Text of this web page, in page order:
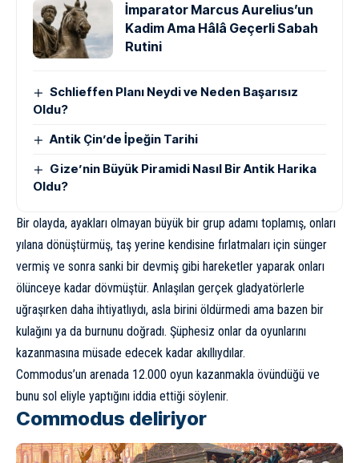
İmparator Marcus Aurelius’un
Kadim Ama Hâlâ Geçerli Sabah
Rutini
Schlieffen Planı Neydi ve Neden Başarısız
Oldu?
Antik Çin’de İpeğin Tarihi
Gize’nin Büyük Piramidi Nasıl Bir Antik Harika
Oldu?
Bir olayda, ayakları olmayan büyük bir grup adamı toplamış, onları
yılana dönüştürmüş, taş yerine kendisine fırlatmaları için sünger
vermiş ve sonra sanki bir devmiş gibi hareketler yaparak onları
ölünceye kadar dövmüştür. Anlaşılan gerçek gladyatörlerle
uğraşırken daha ihtiyatlıydı, asla birini öldürmedi ama bazen bir
kulağını ya da burnunu doğradı. Şüphesiz onlar da oyunlarını
kazanmasına müsade edecek kadar akıllıydılar.
Commodus’un arenada 12.000 oyun kazanmakla övündüğü ve
bunu sol eliyle yaptığını iddia ettiği söylenir.
Commodus deliriyor